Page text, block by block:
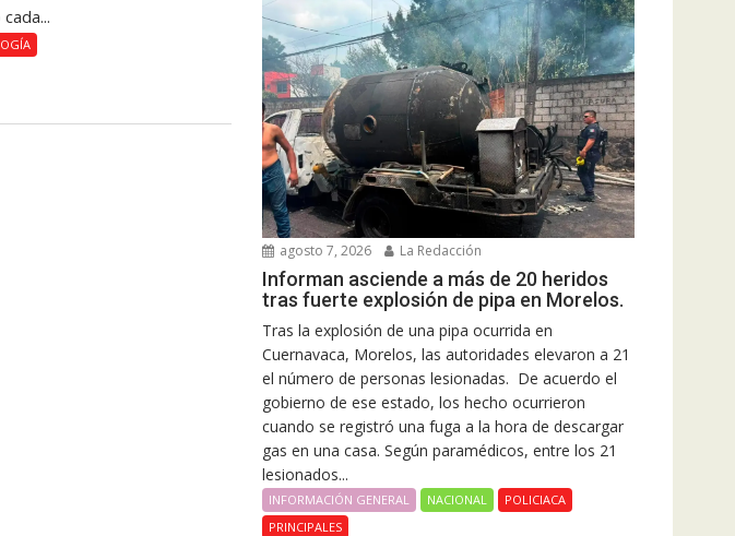
agosto 7, 2026 La Redacción
Informan asciende a más de 20 heridos
tras fuerte explosión de pipa en Morelos.
Tras la explosión de una pipa ocurrida en
Cuernavaca, Morelos, las autoridades elevaron a 21
el número de personas lesionadas. De acuerdo el
gobierno de ese estado, los hecho ocurrieron
cuando se registró una fuga a la hora de descargar
gas en una casa. Según paramédicos, entre los 21
lesionados...
INFORMACIÓN GENERAL NACIONAL
POLICIACA
PRINCIPALES